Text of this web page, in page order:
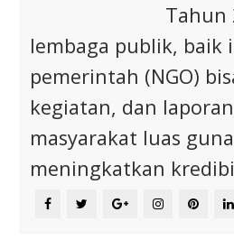
Tahun
lembaga publik,
pemerintah (NGO)
kegiatan, dan
masyarakat luas
meningkatkan